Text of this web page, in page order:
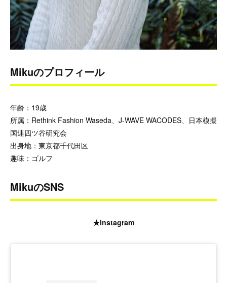
Mikuのプロフィール
年齢：19歳
所属：Rethink Fashion Waseda、J-WAVE WACODES、日本模擬
国連四ツ谷研究会
出身地：東京都千代田区
趣味：ゴルフ
MikuのSNS
★Instagram